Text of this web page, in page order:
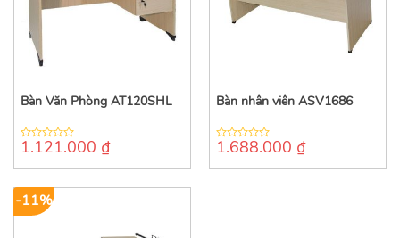
Bàn Văn Phòng AT120SHL
0
of
1.121.000 ₫
Bàn nhân viên ASV1686
0
of
1.688.000 ₫
-11%